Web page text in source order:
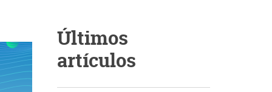
Últimos
artículos